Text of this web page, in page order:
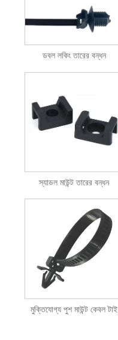
ডবল লকিং তারের বন্ধন
স্যাডল মাউন্ট তারের বন্ধন
মুক্তিযোগ্য পুশ মাউন্ট কেবল টাই